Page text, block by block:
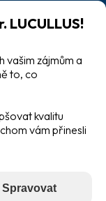
LUCULLUS!
vašim zájmům a
to, co
kvalitu
vám přinesli
Spravovat